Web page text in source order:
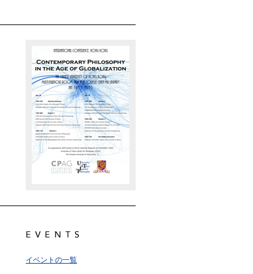
イベントの一覧